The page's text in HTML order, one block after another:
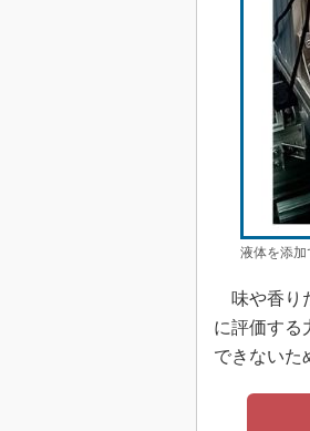
液体を添
味や香り
に評価する
できないた